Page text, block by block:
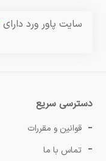
سایت پاور ورد دارای
دسترسی سریع
قوانین و مقررات
تماس با ما